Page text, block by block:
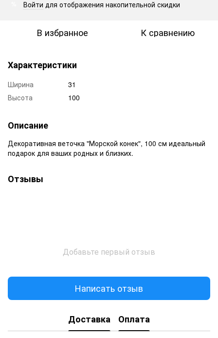
Войти для отображения накопительной скидки
В избранное К сравнению
Характеристики
Ширина
31
Высота
100
Описание
Декоративная веточка "Морской конек", 100 см идеальный
подарок для ваших родных и близких.
Отзывы
Добавьте первый отзыв
Написать отзыв
Доставка Оплата